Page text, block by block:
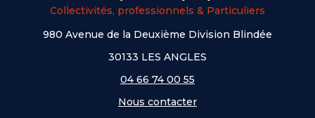
Collectivités, professionnels & Particuliers
980 Avenue de la Deuxième Division Blindée
30133 LES ANGLES
04 66 74 00 55
Nous contacter